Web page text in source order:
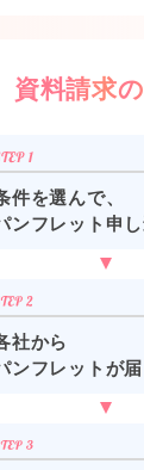
資料請求
件を選んで、
ンフレット申
社から
ンフレットが届